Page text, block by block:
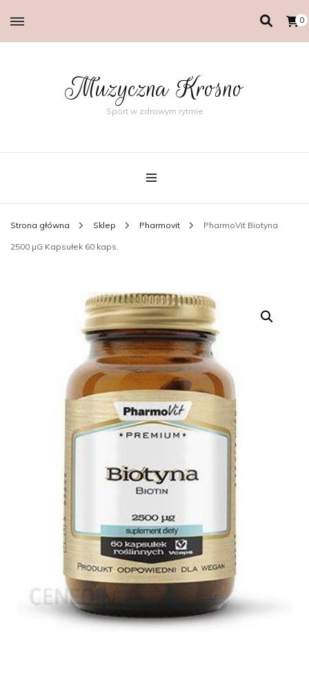
0
Muzyczna Krosno
Sport w zdrowym rytmie
Strona główna Sklep Pharmovit PharmoVit Biotyna
2500 µG Kapsułek 60 kaps.